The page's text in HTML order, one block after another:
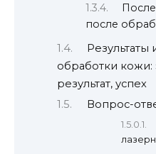
после
обработки кожи:
результат, успех
Вопрос-